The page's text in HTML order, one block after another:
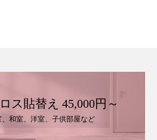
ス貼替え 45,000円～
和室、洋室、子供部屋など